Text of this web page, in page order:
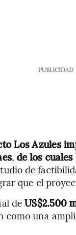
PUBLICIDAD
Los Azules
,de los
de
que el
deUS$2.500
una